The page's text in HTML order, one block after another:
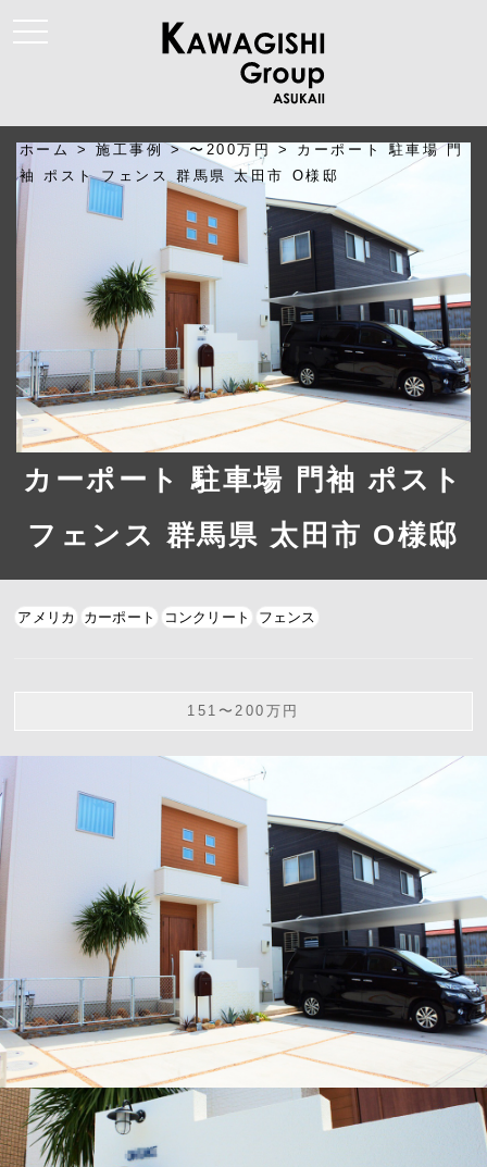
t
o
n
a
v
i
ホーム >施工事例 >〜200万円 > カーポート 駐車場 門
袖 ポスト フェンス 群馬県 太田市 O様邸
カーポート 駐車場 門袖 ポスト
フェンス 群馬県 太田市 O様邸
アメリカ カーポート コンクリート フェンス
151〜200万円